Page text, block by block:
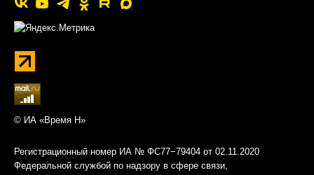
© ИА «Время Н»
Регистрационный номер ИА № ФС77−79404 от 02.11.2020
Федеральной службой по надзору в сфере связи,